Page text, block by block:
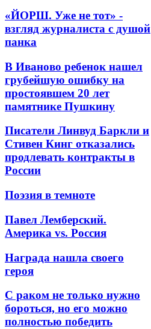
«ЙОРШ. Уже не тот» -
взгляд журналиста с душой
панка
В Иваново ребенок нашел
грубейшую ошибку на
простоявшем 20 лет
памятнике Пушкину
Писатели Линвуд Баркли и
Стивен Кинг отказались
продлевать контракты в
России
Поэзия в темноте
Павел Лемберский.
Америка vs. Россия
Награда нашла своего
героя
С раком не только нужно
бороться, но его можно
полностью победить